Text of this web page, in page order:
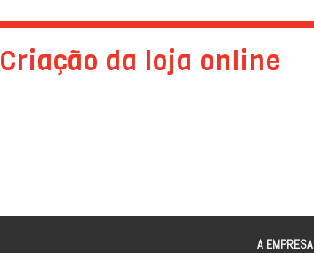
Criação da loja online
A EMPRESA